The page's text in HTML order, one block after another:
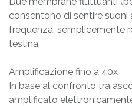
consentono di sentire
frequenza, semplicemente
testina.
Amplificazione fino a 40x
In base al confronto tra
amplificato